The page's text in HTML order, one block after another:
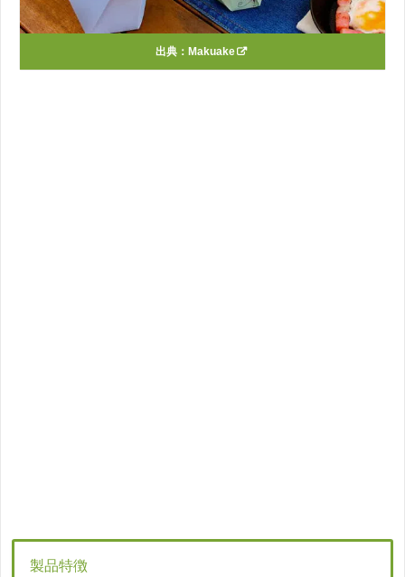
出典： Makuake
製品特徴